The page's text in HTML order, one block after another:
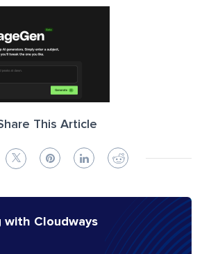
This Article
with Cloudways